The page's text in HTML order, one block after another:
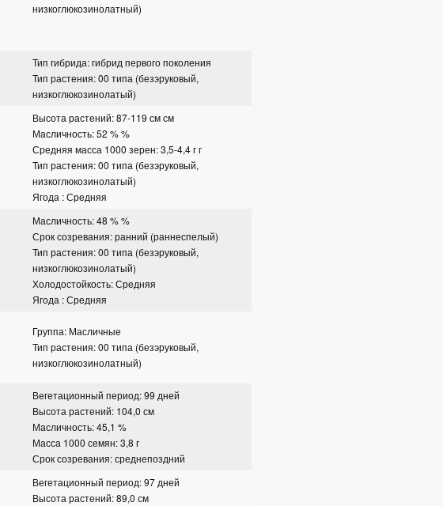
низкоглюкозинолатный)
Тип гибрида: гибрид первого поколения
Тип растения: 00 типа (безэруковый,
низкоглюкозинолатый)
Высота растений: 87-119 см см
Масличность: 52 % %
Средняя масса 1000 зерен: 3,5-4,4 г г
Тип растения: 00 типа (безэруковый,
низкоглюкозинолатый)
Ягода : Средняя
Масличность: 48 % %
Срок созревания: ранний (раннеспелый)
Тип растения: 00 типа (безэруковый,
низкоглюкозинолатый)
Холодостойкость: Средняя
Ягода : Средняя
Группа: Масличные
Тип растения: 00 типа (безэруковый,
низкоглюкозинолатный)
Вегетационный период: 99 дней
Высота растений: 104,0 см
Масличность: 45,1 %
Масса 1000 семян: 3,8 г
Срок созревания: среднепоздний
Вегетационный период: 97 дней
Высота растений: 89,0 см